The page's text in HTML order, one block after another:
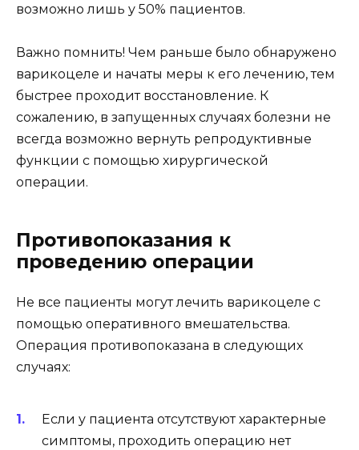
возможно лишь у 50% пациентов.
Важно помнить! Чем раньше было обнаружено
варикоцеле и начаты меры к его лечению, тем
быстрее проходит восстановление. К
сожалению, в запущенных случаях болезни не
всегда возможно вернуть репродуктивные
функции с помощью хирургической
операции.
Противопоказания к
проведению операции
Не все пациенты могут лечить варикоцеле с
помощью оперативного вмешательства.
Операция противопоказана в следующих
случаях:
Если у пациента отсутствуют характерные
симптомы, проходить операцию нет